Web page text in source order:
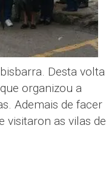
Desta volta
organizou a
Ademais de facer
visitaron as vilas de